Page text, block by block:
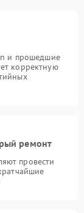
и прошедшие
корректную
ремонт
провести